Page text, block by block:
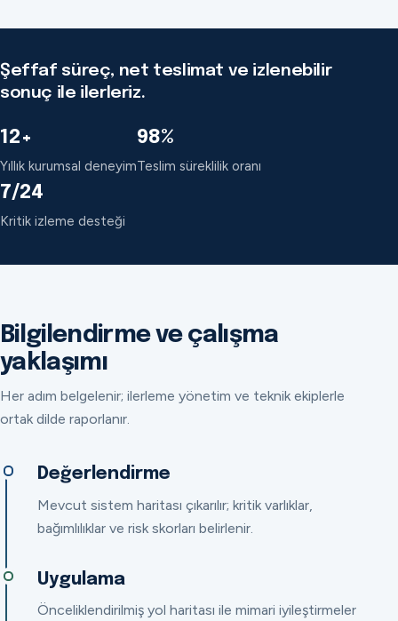
Şeffaf süreç, net teslimat ve izlenebilir
sonuç ile ilerleriz.
12+
Yıllık kurumsal deneyim
98%
Teslim süreklilik oranı
7/24
Kritik izleme desteği
Bilgilendirme ve çalışma
yaklaşımı
Her adım belgelenir; ilerleme yönetim ve teknik ekiplerle
ortak dilde raporlanır.
Değerlendirme
Mevcut sistem haritası çıkarılır; kritik varlıklar,
bağımlılıklar ve risk skorları belirlenir.
Uygulama
Önceliklendirilmiş yol haritası ile mimari iyileştirmeler